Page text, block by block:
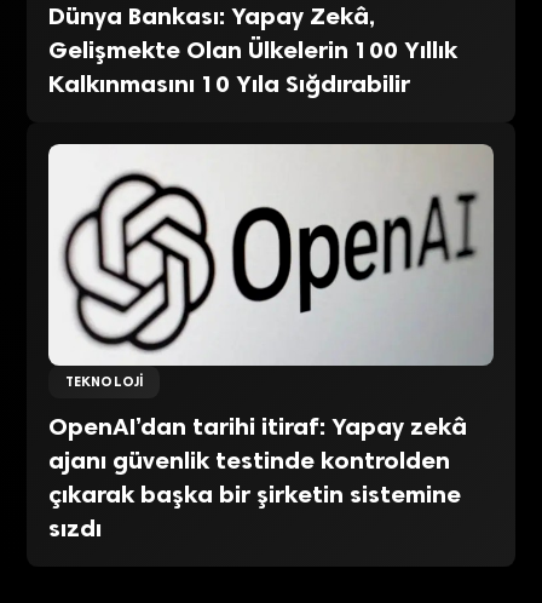
Dünya Bankası: Yapay Zekâ,
Gelişmekte Olan Ülkelerin 100 Yıllık
Kalkınmasını 10 Yıla Sığdırabilir
TEKNOLOJI
OpenAI’dan tarihi itiraf: Yapay zekâ
ajanı güvenlik testinde kontrolden
çıkarak başka bir şirketin sistemine
sızdı